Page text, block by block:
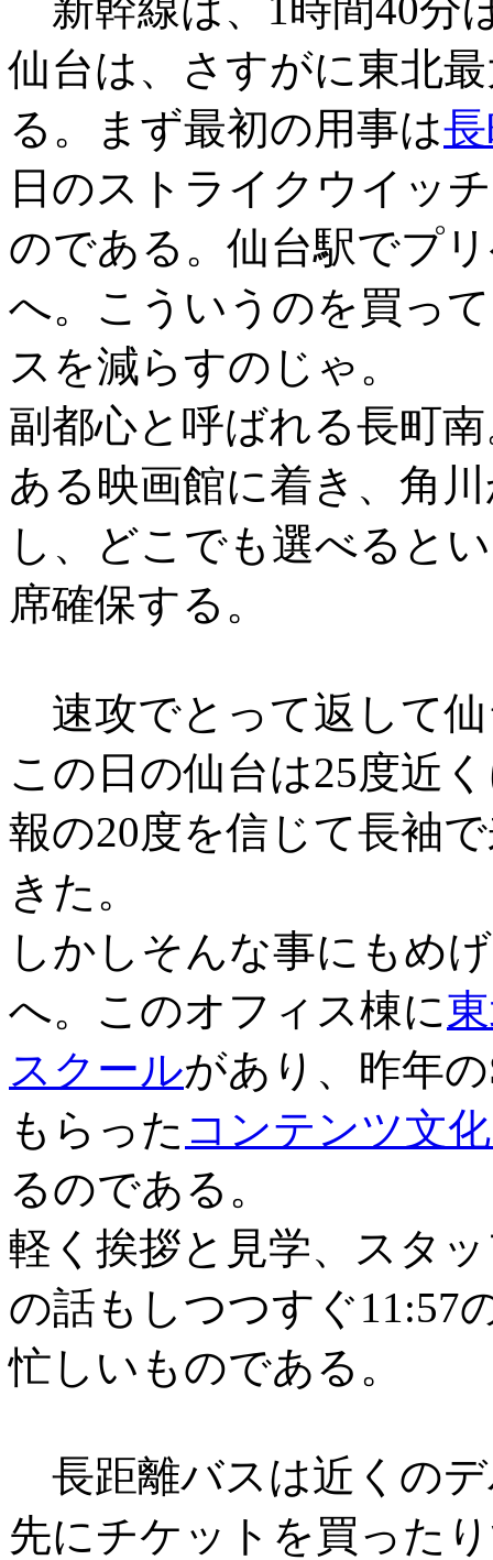
仙台は、さすがに東北
る。まず最初の用事は
日のストライクウイッ
のである。仙台駅でプ
へ。こういうのを買っ
スを減らすのじゃ。
副都心と呼ばれる長町
ある映画館に着き、角
し、どこでも選べると
席確保する。
速攻でとって返して
この日の仙台は25度近
報の20度を信じて長袖
きた。
しかしそんな事にもめ
へ。このオフィス棟に
スクールがあり、昨年
もらった コンテンツ文
るのである。
軽く挨拶と見学、スタ
の話もしつつすぐ11:57
忙しいものである。
長距離バスは近くの
先にチケットを買った